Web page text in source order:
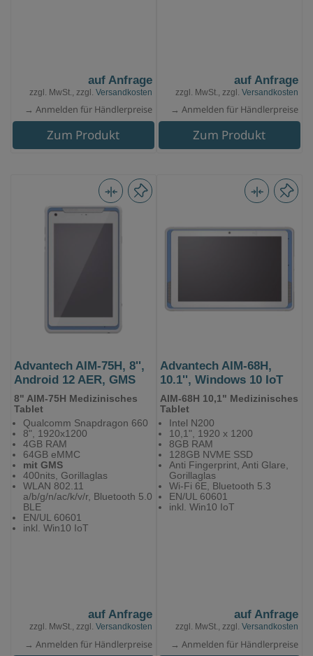
auf Anfrage
zzgl. MwSt., zzgl. Versandkosten
→ Anmelden für Händlerpreise
Zum Produkt
auf Anfrage
zzgl. MwSt., zzgl. Versandkosten
→ Anmelden für Händlerpreise
Zum Produkt
Advantech AIM-75H, 8'',
Android 12 AER, GMS
8" AIM-75H Medizinisches
Tablet
Qualcomm Snapdragon 660
8", 1920x1200
4GB RAM
64GB eMMC
mit GMS
400nits, Gorillaglas
WLAN 802.11
a/b/g/n/ac/k/v/r, Bluetooth 5.0
BLE
EN/UL 60601
inkl. Win10 IoT
auf Anfrage
zzgl. MwSt., zzgl. Versandkosten
→ Anmelden für Händlerpreise
Advantech AIM-68H,
10.1'', Windows 10 IoT
AIM-68H 10,1" Medizinisches
Tablet
Intel N200
10,1", 1920 x 1200
8GB RAM
128GB NVME SSD
Anti Fingerprint, Anti Glare,
Gorillaglas
Wi-Fi 6E, Bluetooth 5.3
EN/UL 60601
inkl. Win10 IoT
auf Anfrage
zzgl. MwSt., zzgl. Versandkosten
→ Anmelden für Händlerpreise